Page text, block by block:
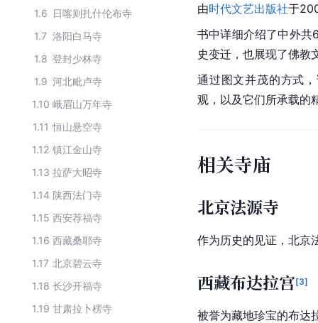
1.6 日喀则扎什伦布寺
1.7 洛阳白马寺
1.8 登封少林寺
1.9 河北毗卢寺
1.10 峨眉山万年寺
1.11 恒山悬空寺
1.12 镇江金山寺
1.13 拉萨大昭寺
1.14 陕西法门寺
1.15 西安荐福寺
1.16 西藏桑耶寺
1.17 北京碧云寺
1.18 长沙开福寺
1.19 甘肃拉卜楞寺
由时代文艺出版社于
书中详细介绍了中外共
史变迁，也展现了佛教
通过图文并茂的方式
观，以及它们所承载的
相关寺庙
北京法源寺
作为历史的见证，北京
西藏布达拉宫[3]
被誉为藏地珍宝的布达